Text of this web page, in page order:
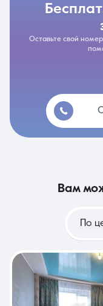
бесплатная консультация
Оставьте свой
вам
По